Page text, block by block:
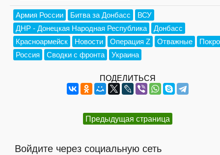
Армия России Битва за Донбасс
ВСУ
ДНР - Донецкая Народная Республика
Донбасс
Красноармейск
Новости Операция Z Отважные
Россия
Сводки с фронта Украина
ПОДЕЛИТЬСЯ
Предыдущая страница
Войдите через социальную сеть